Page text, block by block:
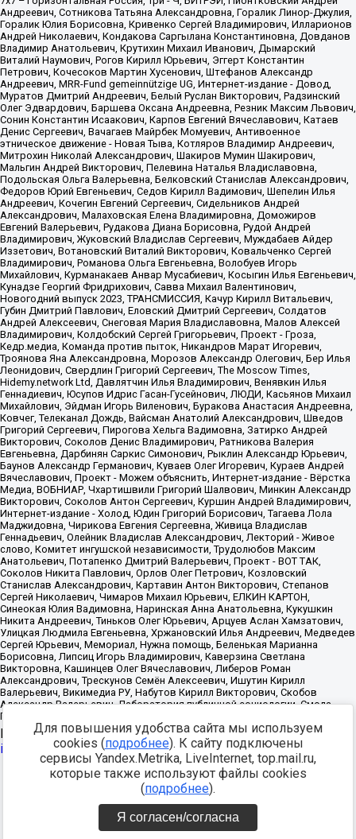
Источник:https://minjust.gov.ru/uploaded/files/reestr-
inostrannyih-agentov-22-03-2024.pdfданные на22.03.2024
Разработка -
Для повышения удобства сайта мы используем
cookies (подробнее). К сайту подключены
сервисы Yandex.Metrika, LiveInternet, top.mail.ru,
которые также используют файлы cookies
(подробнее).
Я согласен/согласна